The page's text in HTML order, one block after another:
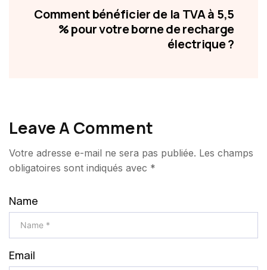
Comment bénéficier de la TVA à 5,5
% pour votre borne de recharge
électrique ?
Leave A Comment
Votre adresse e-mail ne sera pas publiée. Les champs
obligatoires sont indiqués avec *
Name
Email